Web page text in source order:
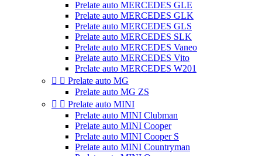
Prelate auto MERCEDES GLE
Prelate auto MERCEDES GLK
Prelate auto MERCEDES GLS
Prelate auto MERCEDES SLK
Prelate auto MERCEDES Vaneo
Prelate auto MERCEDES Vito
Prelate auto MERCEDES W201
  Prelate auto MG
Prelate auto MG ZS
  Prelate auto MINI
Prelate auto MINI Clubman
Prelate auto MINI Cooper
Prelate auto MINI Cooper S
Prelate auto MINI Countryman